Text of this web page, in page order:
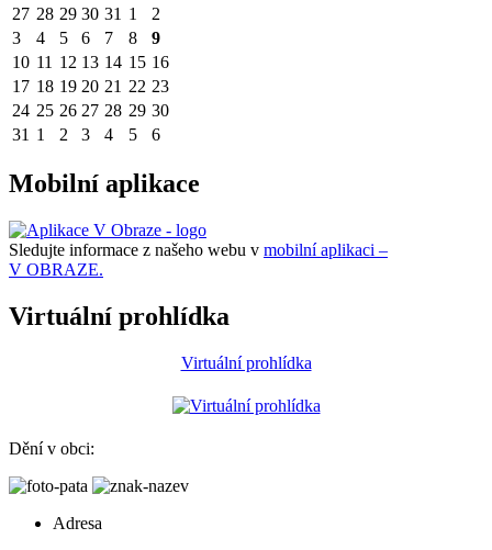
27 28 29 30 31 1
2
3
4 5 6 7 8
9
10 11 12 13 14 15 16
17 18 19 20 21 22 23
24 25 26 27 28 29 30
31 1 2 3 4 5 6
Mobilní aplikace
Sledujte informace z našeho webu v mobilní aplikaci –
V OBRAZE.
Virtuální prohlídka
Virtuální prohlídka
Dění v obci:
Adresa